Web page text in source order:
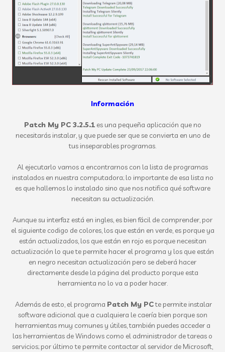
Información
Patch My PC 3.2.5.1es una pequeña aplicación que no
necesitarás instalar, y que puede ser que se convierta en uno de
tus inseparables programas.
Al ejecutarlo vamos a encontrarnos con la lista de programas
instalados en nuestra computadora; lo importante de esa lista no
es que hallemos lo instalado sino que nos notifica qué software
necesitan su actualización.
Aunque su interfaz está en ingles, es bien fácil de comprender, por
el siguiente codigo de colores, los que están en verde, es porque ya
están actualizados, los que están en rojo es porque necesitan
actualización lo que te permite hacer el programa y los que están
en negro necesitan actualización pero se deberá hacer
directamente desde la página del producto porque esta
herramienta no lo va a poder hacer.
Además de esto, el programa Patch My PCte permite instalar
software adicional que a cualquiera le caería bien porque son
herramientas muy comunes y útiles, también puedes acceder a
las herramientas de Windows como el administrador de tareas o
servicios; por último te permite contactar al servidor de Microsoft,